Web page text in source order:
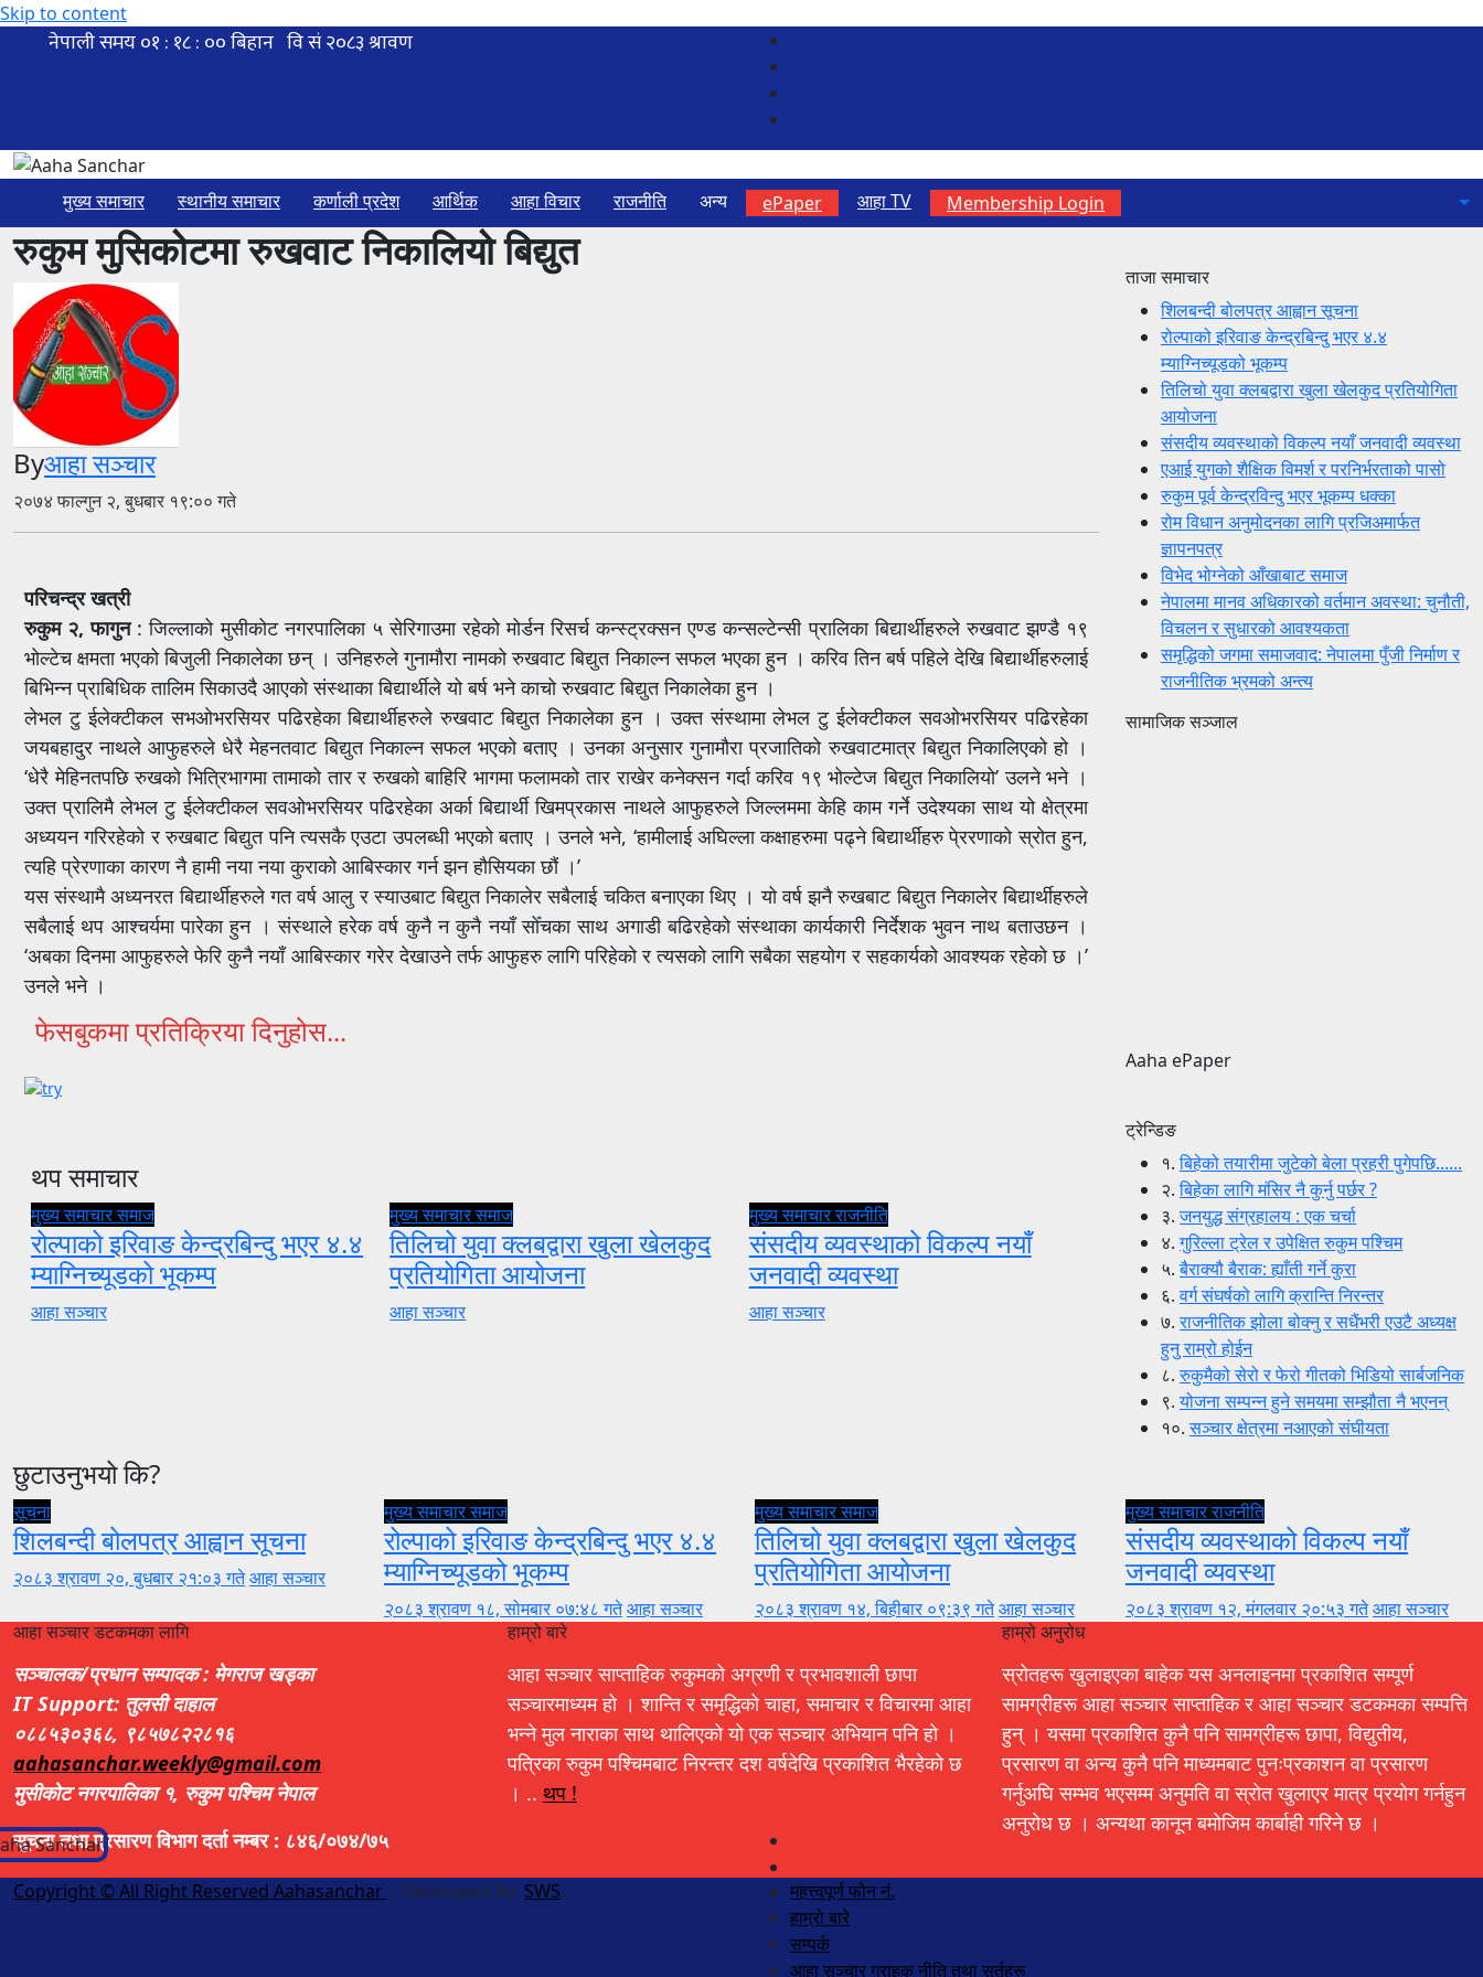
Skip to content
मुख्य समाचार स्थानीय समाचार कर्णाली प्रदेश आर्थिक आहा विचार राजनीति अन्य ePaper आहा TV Membership Login
रुकुम मुसिकोटमा रुखवाट निकालियो बिद्युत
Byआहा सञ्चार
२०७४ फाल्गुन २, बुधबार १९:०० गते
परिचन्द्र खत्री
रुकुम २, फागुन: जिल्लाको मुसीकोट नगरपालिका ५ सेरिगाउमा रहेको मोर्डन रिसर्च कन्स्ट्रक्सन एण्ड कन्सल्टेन्सी प्रालिका बिद्यार्थीहरुले रुखवाट झण्डै १९
भोल्टेच क्षमता भएको बिजुली निकालेका छन् । उनिहरुले गुनामौरा नामको रुखवाट बिद्युत निकाल्न सफल भएका हुन । करिव तिन बर्ष पहिले देखि बिद्यार्थीहरुलाई
बिभिन्न प्राबिधिक तालिम सिकाउदै आएको संस्थाका बिद्यार्थीले यो बर्ष भने काचो रुखवाट बिद्युत निकालेका हुन ।
लेभल टु ईलेक्टीकल सभओभरसियर पढिरहेका बिद्यार्थीहरुले रुखवाट बिद्युत निकालेका हुन । उक्त संस्थामा लेभल टु ईलेक्टीकल सवओभरसियर पढिरहेका
जयबहादुर नाथले आफुहरुले धेरै मेहनतवाट बिद्युत निकाल्न सफल भएको बताए । उनका अनुसार गुनामौरा प्रजातिको रुखवाटमात्र बिद्युत निकालिएको हो ।
‘धेरै मेहिनतपछि रुखको भित्रिभागमा तामाको तार र रुखको बाहिरि भागमा फलामको तार राखेर कनेक्सन गर्दा करिव १९ भोल्टेज बिद्युत निकालियो’ उलने भने ।
उक्त प्रालिमै लेभल टु ईलेक्टीकल सवओभरसियर पढिरहेका अर्का बिद्यार्थी खिमप्रकास नाथले आफुहरुले जिल्लममा केहि काम गर्ने उदेश्यका साथ यो क्षेत्रमा
अध्ययन गरिरहेको र रुखबाट बिद्युत पनि त्यसकै एउटा उपलब्धी भएको बताए । उनले भने, ‘हामीलाई अघिल्ला कक्षाहरुमा पढ्ने बिद्यार्थीहरु पे्ररणाको स्रोत हुन,
त्यहि प्रेरणाका कारण नै हामी नया नया कुराको आबिस्कार गर्न झन हौसियका छौं ।’
यस संस्थामै अध्यनरत बिद्यार्थीहरुले गत वर्ष आलु र स्याउबाट बिद्युत निकालेर सबैलाई चकित बनाएका थिए । यो वर्ष झनै रुखबाट बिद्युत निकालेर बिद्यार्थीहरुले
सबैलाई थप आश्चर्यमा पारेका हुन । संस्थाले हरेक वर्ष कुनै न कुनै नयाँ सोँचका साथ अगाडी बढिरहेको संस्थाका कार्यकारी निर्देशक भुवन नाथ बताउछन ।
‘अबका दिनमा आफुहरुले फेरि कुनै नयाँ आबिस्कार गरेर देखाउने तर्फ आफुहरु लागि परिहेको र त्यसको लागि सबैका सहयोग र सहकार्यको आवश्यक रहेको छ ।’
उनले भने ।
फेसबुकमा प्रतिक्रिया दिनुहोस...
थप समाचार
मुख्य समाचारसमाज
रोल्पाको इरिवाङ केन्द्रबिन्दु भएर ४.४
म्याग्निच्यूडको भूकम्प
आहा सञ्चार
मुख्य समाचारसमाज
तिलिचो युवा क्लबद्वारा खुला खेलकुद
प्रतियोगिता आयोजना
आहा सञ्चार
मुख्य समाचारराजनीति
संसदीय व्यवस्थाको विकल्प नयाँ
जनवादी व्यवस्था
आहा सञ्चार
ताजा समाचार
शिलबन्दी बोलपत्र आह्वान सूचना
रोल्पाको इरिवाङ केन्द्रबिन्दु भएर ४.४
म्याग्निच्यूडको भूकम्प
तिलिचो युवा क्लबद्वारा खुला खेलकुद प्रतियोगिता
आयोजना
संसदीय व्यवस्थाको विकल्प नयाँ जनवादी व्यवस्था
एआई युगको शैक्षिक विमर्श र परनिर्भरताको पासो
रुकुम पूर्व केन्द्रविन्दु भएर भूकम्प धक्का
रोम विधान अनुमोदनका लागि प्रजिअमार्फत
ज्ञापनपत्र
विभेद भोग्नेको आँखाबाट समाज
नेपालमा मानव अधिकारको वर्तमान अवस्था: चुनौती,
विचलन र सुधारको आवश्यकता
समृद्धिको जगमा समाजवाद: नेपालमा पुँजी निर्माण र
राजनीतिक भ्रमको अन्त्य
सामाजिक सञ्जाल
Aaha ePaper
ट्रेन्डिङ
१.बिहेको तयारीमा जुटेको बेला प्रहरी पुगेपछि......
२.बिहेका लागि मंसिर नै कुर्नु पर्छर ?
३.जनयुद्ध संग्रहालय : एक चर्चा
४.गुरिल्ला ट्रेल र उपेक्षित रुकुम पश्चिम
५.बैराक्यौ बैराक: ह्याँती गर्ने कुरा
६.वर्ग संघर्षको लागि क्रान्ति निरन्तर
७.राजनीतिक झोला बोक्नु र सधैंभरी एउटै अध्यक्ष
हुनु राम्रो होईन
८.रुकुमैको सेरो र फेरो गीतको भिडियो सार्बजनिक
९.योजना सम्पन्न हुने समयमा सम्झौता नै भएनन्
१०.सञ्चार क्षेत्रमा नआएको संघीयता
छुटाउनुभयो कि?
सूचना
शिलबन्दी बोलपत्र आह्वान सूचना
२०८३ श्रावण २०, बुधबार २१:०३ गतेआहा सञ्चार
मुख्य समाचारसमाज
रोल्पाको इरिवाङ केन्द्रबिन्दु भएर ४.४
म्याग्निच्यूडको भूकम्प
२०८३ श्रावण १८, सोमबार ०७:४८ गतेआहा सञ्चार
मुख्य समाचारसमाज
तिलिचो युवा क्लबद्वारा खुला खेलकुद
प्रतियोगिता आयोजना
२०८३ श्रावण १४, बिहीबार ०९:३९ गतेआहा सञ्चार
मुख्य समाचारराजनीति
संसदीय व्यवस्थाको विकल्प नयाँ
जनवादी व्यवस्था
२०८३ श्रावण १२, मंगलवार २०:५३ गतेआहा सञ्चार
आहा सञ्चार डटकमका लागि
सञ्चालक/प्रधान सम्पादक : मेगराज खड्का
IT Support: तुलसी दाहाल
०८८५३०३६८, ९८५७८२२८१६
aahasanchar.weekly@gmail.com
मुसीकोट नगरपालिका १, रुकुम पश्चिम नेपाल
सूचना तथा प्रसारण विभाग दर्ता नम्बर : ८४६/०७४/७५
हाम्रो बारे
आहा सञ्चार साप्ताहिक रुकुमको अग्रणी र प्रभावशाली छापा
सञ्चारमाध्यम हो । शान्ति र समृद्धिको चाहा, समाचार र विचारमा आहा
भन्ने मुल नाराका साथ थालिएको यो एक सञ्चार अभियान पनि हो ।
पत्रिका रुकुम पश्चिमबाट निरन्तर दश वर्षदेखि प्रकाशित भैरहेको छ
। .. थप !
हाम्रो अनुरोध
स्रोतहरू खुलाइएका बाहेक यस अनलाइनमा प्रकाशित सम्पूर्ण
सामग्रीहरू आहा सञ्चार साप्ताहिक र आहा सञ्चार डटकमका सम्पत्ति
हुन् । यसमा प्रकाशित कुनै पनि सामग्रीहरू छापा, विद्युतीय,
प्रसारण वा अन्य कुनै पनि माध्यमबाट पुनःप्रकाशन वा प्रसारण
गर्नुअघि सम्भव भएसम्म अनुमति वा स्रोत खुलाएर मात्र प्रयोग गर्नहुन
अनुरोध छ । अन्यथा कानून बमोजिम कार्बाही गरिने छ ।
Copyright © All Right Reserved Aahasanchar | Developed By: SWS.
महत्त्वपूर्ण फोन नं.
हाम्रो बारे
सम्पर्क
आहा सञ्चार ग्राहक नीति तथा सर्तहरू